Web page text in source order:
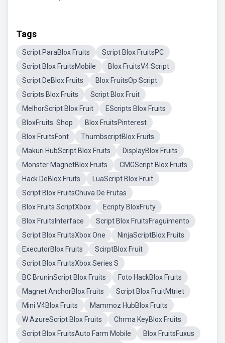
Tags
Script ParaBlox Fruits
Script Blox FruitsPC
Script Blox FruitsMobile
Blox FruitsV4 Script
Script DeBlox Fruits
Blox FruitsOp Script
Scripts Blox Fruits
Script Blox Fruit
MelhorScript Blox Fruit
EScripts Blox Fruits
BloxFruits. Shop
Blox FruitsPinterest
Blox FruitsFont
ThumbscriptBlox Fruits
Makuri HubScript Blox Fruits
DisplayBlox Fruits
Monster MagnetBlox Fruits
CMGScript Blox Fruits
Hack DeBlox Fruits
LuaScript Blox Fruit
Script Blox FruitsChuva De Frutas
Blox Fruits ScriptXbox
Ecripty BloxFruty
Blox FruitsInterface
Script Blox FruitsFraguimento
Script Blox FruitsXbox One
NinjaScriptBlox Fruits
ExecutorBlox Fruits
ScirptBlox Fruit
Script Blox FruitsXbox Series S
BC BruninScript Blox Fruits
Foto HackBlox Fruits
Magnet AnchorBlox Fruits
Script Blox FruitMtriet
Mini V4Blox Fruits
Mammoz HubBlox Fruits
W AzureScript Blox Fruits
Chrma KeyBlox Fruits
Script Blox FruitsAuto Farm Mobile
Blox FruitsFuxus